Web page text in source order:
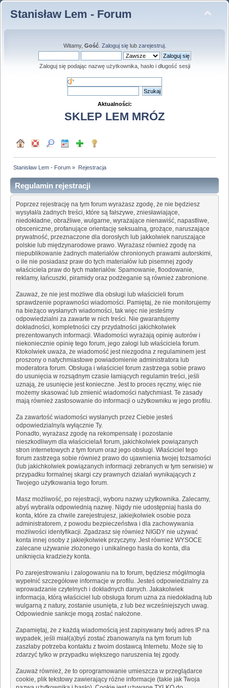
Stanisław Lem - Forum
Witamy, Gość. Zaloguj sięlub zarejestruj.
Zaloguj się podając nazwę użytkownika, hasło i długość sesji
Aktualności:
SKLEP LEM MRÓZ
Stanisław Lem - Forum » Rejestracja
Regulamin rejestracji
Poprzez rejestrację na tym forum wyrażasz zgodę, że nie będziesz
wysyłał/a żadnych treści, które są fałszywe, zniesławiające,
niedokładne, obraźliwe, wulgarne, wyrażające nienawiść, napastliwe,
obsceniczne, profanujące orientację seksualną, grożące, naruszające
prywatność, przeznaczone dla dorosłych lub jakkolwiek naruszające
polskie lub międzynarodowe prawo. Wyrażasz również zgodę na
niepublikowanie żadnych materiałów chronionych prawami autorskimi,
o ile nie posiadasz praw do tych materiałów lub pisemnej zgody
właściciela praw do tych materiałów. Spamowanie, floodowanie,
reklamy, łańcuszki, piramidy oraz podżeganie są również zabronione.
Zauważ, że nie jest możliwe dla obsługi lub właścicieli forum
sprawdzenie poprawności wiadomości. Pamiętaj, że nie monitorujemy
na bieżąco wysłanych wiadomości, tak więc nie jesteśmy
odpowiedzialni za zawarte w nich treści. Nie gwarantujemy
dokładności, kompletności czy przydatności jakichkolwiek
prezentowanych informacji. Wiadomości wyrażają opinię autorów i
niekoniecznie opinię tego forum, jego załogi lub właściciela forum.
Ktokolwiek uważa, że wiadomość jest niezgodna z regulaminem jest
proszony o natychmiastowe powiadomienie administratora lub
moderatora forum. Obsługa i właściciel forum zastrzega sobie prawo
do usunięcia w rozsądnym czasie łamiących regulamin treści, jeśli
uznają, że usunięcie jest konieczne. Jest to proces ręczny, więc nie
możemy skasować lub zmienić wiadomości natychmiast. Te zasady
mają również zastosowanie do informacji o użytkowniku w jego profilu.
Za zawartość wiadomości wysłanych przez Ciebie jesteś
odpowiedzialny/a wyłącznie Ty.
Ponadto, wyrażasz zgodę na rekompensatę i pozostanie
nieszkodliwym dla właściciela/i forum, jakichkolwiek powiązanych
stron internetowych z tym forum oraz jego obsługi. Właściciel tego
forum zastrzega sobie również prawo do ujawnienia twojej tożsamości
(lub jakichkolwiek powiązanych informacji zebranych w tym serwisie) w
przypadku formalnej skargi czy prawnych działań wynikających z
Twojego użytkowania tego forum.
Masz możliwość, po rejestracji, wyboru nazwy użytkownika. Zalecamy,
abyś wybrał/a odpowiednią nazwę. Nigdy nie udostępniaj hasła do
konta, które za chwile zarejestrujesz, jakiejkolwiek osobie poza
administratorem, z powodu bezpieczeństwa i dla zachowywania
możliwości identyfikacji. Zgadzasz się również NIGDY nie używać
konta innej osoby z jakiejkolwiek przyczyny. Jest również WYSOCE
zalecane używanie złożonego i unikalnego hasła do konta, dla
uniknięcia kradzieży konta.
Po zarejestrowaniu i zalogowaniu na to forum, będziesz mógł/mogła
wypełnić szczegółowe informacje w profilu. Jesteś odpowiedzialny za
wprowadzanie czytelnych i dokładnych danych. Jakakolwiek
informacja, którą właściciel lub obsługa forum uzna za niedokładną lub
wulgarną z natury, zostanie usunięta, z lub bez wcześniejszych uwag.
Odpowiednie sankcje mogą zostać nałożone.
Zapamiętaj, że z każdą wiadomością jest zapisywany twój adres IP na
wypadek, jeśli miał(a)byś zostać zbanowany/a na tym forum lub
zaszłaby potrzeba kontaktu z twoim dostawcą Internetu. Może się to
zdarzyć tylko w przypadku większego naruszenia tej zgody.
Zauważ również, że to oprogramowanie umieszcza w przeglądarce
cookie, plik tekstowy zawierający różne informacje (takie jak Twoja